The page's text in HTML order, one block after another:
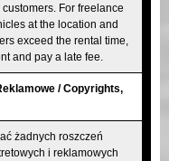
For freelance
at the location and
exceed the rental time,
and pay a late fee.
/ Copyrights,
żadnych roszczeń
i reklamowych